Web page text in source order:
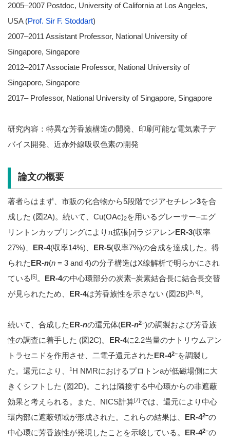
2005–2007 Postdoc, University of California at Los Angeles,
USA (Prof. Sir F. Stoddart)
2007–2011 Assistant Professor, National University of
Singapore, Singapore
2012–2017 Associate Professor, National University of
Singapore, Singapore
2017– Professor, National University of Singapore, Singapore
研究内容：特異な芳香族構造の開発、印刷可能な電気素子デ
バイス開発、近赤外線吸収色素の開発
論文の概要
著者らはまず、市販の化合物から5段階でジアセチレン3を合
成した (図2A)。続いて、Cu(OAc)2を用いるグレーサー–エグ
リントンカップリングによりπ拡張[n]ラジアレン ER-3(収率
27%)、
ER-4(収率14%)、 ER-5(収率7%)の合成を達成した。得
られた ER-n(n = 3 and 4)の分子構造はX線解析で明らかにされ
ている[5]。 ER-4の中心環部分の炭素–炭素結合長に結合長交替
が見られたため、
ER-4は芳香族性を示さない (図2B)[5, 6]。
続いて、合成した ER-nの還元体(ER-n2–)の調製および芳香族
性の調査に着手した (図2C)。
ER-4に2.2当量のナトリウムアン
トラセニドを作用させ、二電子還元された ER-42–を調製し
た。還元により、
1 H NMRにおけるプロトンaが低磁場側に大
きくシフトした (図2D)。これは隣接する中心環からの非遮蔽
効果と考えられる。また、NICS計算[7]では、還元により中心
環内部に遮蔽領域が形成された。これらの結果は、
ER-42–の
中心環に芳香族性が発現したことを示唆している。
ER-42–の